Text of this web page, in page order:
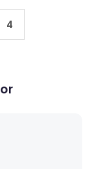
4